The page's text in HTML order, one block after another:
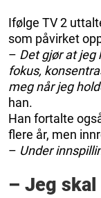
Ifølge TV 2
som påvirket
– Det gjør at jeg
fokus,
meg når jeg
han.
Han fortalte
flere år, men
– Under
– Jeg